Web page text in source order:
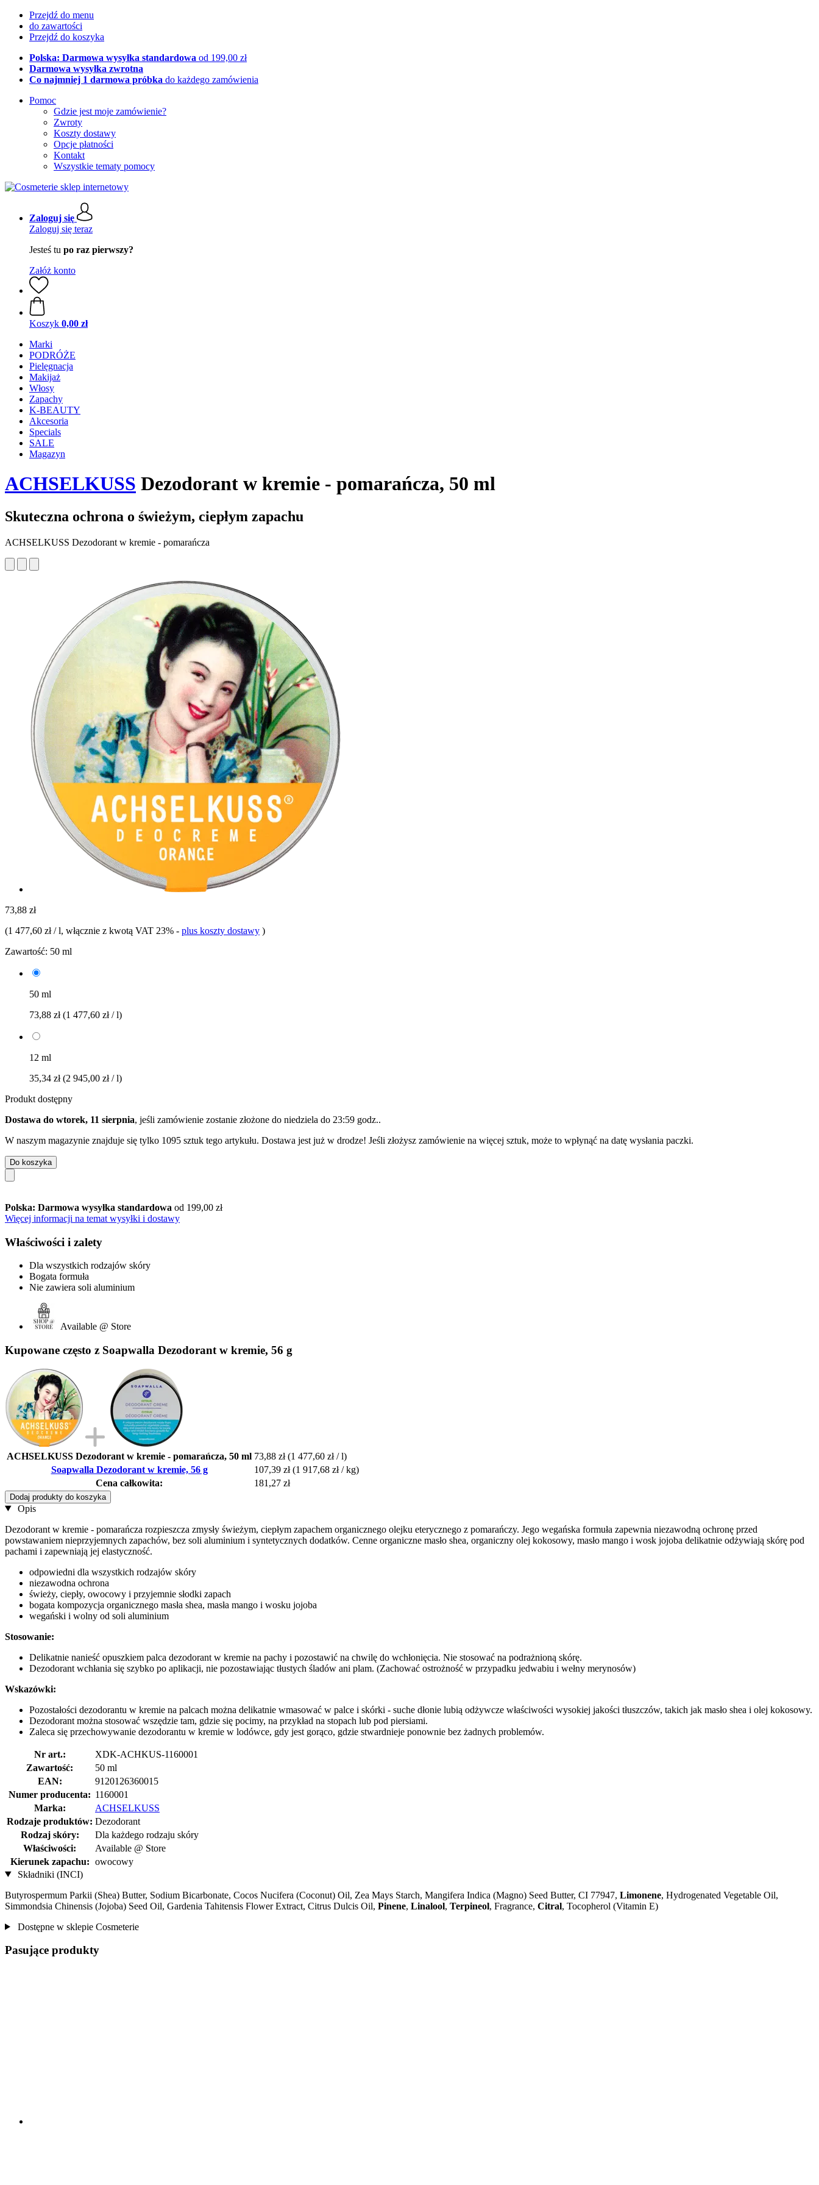
Przejdź do menu
do zawartości
Przejdź do koszyka
Polska: Darmowa wysyłka standardowa od 199,00 zł
Darmowa wysyłka zwrotna
Co najmniej 1 darmowa próbka do każdego zamówienia
Pomoc
Gdzie jest moje zamówienie?
Zwroty
Koszty dostawy
Opcje płatności
Kontakt
Wszystkie tematy pomocy
Zaloguj się
Zaloguj się teraz
Jesteś tu po raz pierwszy?
Załóż konto
Koszyk 0,00 zł
Marki
PODRÓŻE
Pielęgnacja
Makijaż
Włosy
Zapachy
K-BEAUTY
Akcesoria
Specials
SALE
Magazyn
ACHSELKUSS Dezodorant w kremie - pomarańcza, 50 ml
Skuteczna ochrona o świeżym, ciepłym zapachu
ACHSELKUSS Dezodorant w kremie - pomarańcza
73,88 zł
(1 477,60 zł / l, włącznie z kwotą VAT 23% - plus koszty dostawy )
Zawartość: 50 ml
50 ml
73,88 zł(1 477,60 zł / l)
12 ml
35,34 zł(2 945,00 zł / l)
Produkt dostępny
Dostawa do wtorek, 11 sierpnia, jeśli zamówienie zostanie złożone do niedziela do 23:59 godz..
W naszym magazynie znajduje się tylko 1095 sztuk tego artykułu. Dostawa jest już w drodze! Jeśli złożysz zamówienie na więcej sztuk, może to wpłynąć na datę wysłania paczki.
Do koszyka
Polska: Darmowa wysyłka standardowa od 199,00 zł
Więcej informacji na temat wysyłki i dostawy
Właściwości i zalety
Dla wszystkich rodzajów skóry
Bogata formuła
Nie zawiera soli aluminium
Available @ Store
Kupowane często z Soapwalla Dezodorant w kremie, 56 g
ACHSELKUSS Dezodorant w kremie - pomarańcza, 50 ml 73,88 zł (1 477,60 zł / l)
Soapwalla Dezodorant w kremie, 56 g
107,39 zł (1 917,68 zł / kg)
Cena całkowita:
181,27 zł
Dodaj produkty do koszyka
Opis
Dezodorant w kremie - pomarańcza rozpieszcza zmysły świeżym, ciepłym zapachem organicznego olejku eterycznego z pomarańczy. Jego wegańska formuła zapewnia niezawodną ochronę przed
powstawaniem nieprzyjemnych zapachów, bez soli aluminium i syntetycznych dodatków. Cenne organiczne masło shea, organiczny olej kokosowy, masło mango i wosk jojoba delikatnie odżywiają skórę pod
pachami i zapewniają jej elastyczność.
odpowiedni dla wszystkich rodzajów skóry
niezawodna ochrona
świeży, ciepły, owocowy i przyjemnie słodki zapach
bogata kompozycja organicznego masła shea, masła mango i wosku jojoba
wegański i wolny od soli aluminium
Stosowanie:
Delikatnie nanieść opuszkiem palca dezodorant w kremie na pachy i pozostawić na chwilę do wchłonięcia. Nie stosować na podrażnioną skórę.
Dezodorant wchłania się szybko po aplikacji, nie pozostawiając tłustych śladów ani plam. (Zachować ostrożność w przypadku jedwabiu i wełny merynosów)
Wskazówki:
Pozostałości dezodorantu w kremie na palcach można delikatnie wmasować w palce i skórki - suche dłonie lubią odżywcze właściwości wysokiej jakości tłuszczów, takich jak masło shea i olej kokosowy.
Dezodorant można stosować wszędzie tam, gdzie się pocimy, na przykład na stopach lub pod piersiami.
Zaleca się przechowywanie dezodorantu w kremie w lodówce, gdy jest gorąco, gdzie stwardnieje ponownie bez żadnych problemów.
Nr art.:
XDK-ACHKUS-1160001
Zawartość:
50 ml
EAN:
9120126360015
Numer producenta: 1160001
Marka:
ACHSELKUSS
Rodzaje produktów: Dezodorant
Rodzaj skóry:
Dla każdego rodzaju skóry
Właściwości:
Available @ Store
Kierunek zapachu: owocowy
Składniki (INCI)
Butyrospermum Parkii (Shea) Butter, Sodium Bicarbonate, Cocos Nucifera (Coconut) Oil, Zea Mays Starch, Mangifera Indica (Magno) Seed Butter, CI 77947, Limonene, Hydrogenated Vegetable Oil,
Simmondsia Chinensis (Jojoba) Seed Oil, Gardenia Tahitensis Flower Extract, Citrus Dulcis Oil, Pinene, Linalool, Terpineol, Fragrance, Citral, Tocopherol (Vitamin E)
Dostępne w sklepie Cosmeterie
Pasujące produkty